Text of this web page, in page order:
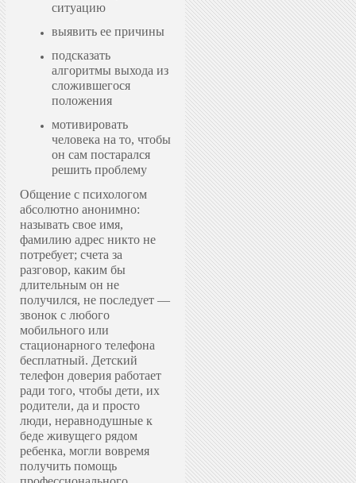
ситуацию
выявить ее причины
подсказать
алгоритмы выхода из
сложившегося
положения
мотивировать
человека на то, чтобы
он сам постарался
решить проблему
Общение с психологом
абсолютно анонимно:
называть свое имя,
фамилию адрес никто не
потребует; счета за
разговор, каким бы
длительным он не
получился, не последует —
звонок с любого
мобильного или
стационарного телефона
бесплатный. Детский
телефон доверия работает
ради того, чтобы дети, их
родители, да и просто
люди, неравнодушные к
беде живущего рядом
ребенка, могли вовремя
получить помощь